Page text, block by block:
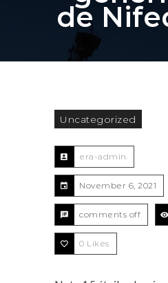
de
Uncategorized
era-admin
November 6, 2021
comments off
0 Likes